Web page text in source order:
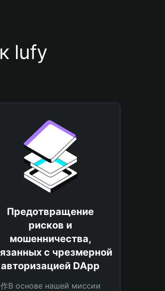
lufy
Предотвращение
рисков и
мошенничества,
с чрезмерной
авторизацией DApp
作В основе нашей миссии